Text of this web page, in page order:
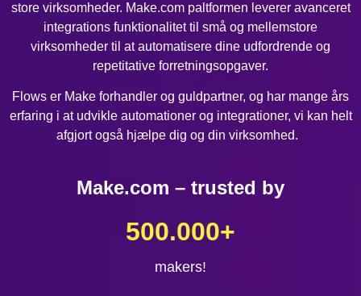
store virksomheder. Make.com paltformen leverer avanceret
integrations funktionalitet til små og mellemstore
virksomheder til at automatisere dine udfordrende og
repetitative forretningsopgaver.
Flows er Make forhandler og guldpartner, og har mange års
erfaring i at udvikle automationer og integrationer, vi kan helt
afgjort også hjælpe dig og din virksomhed.
Make.com – trusted by
makers!
500.000+